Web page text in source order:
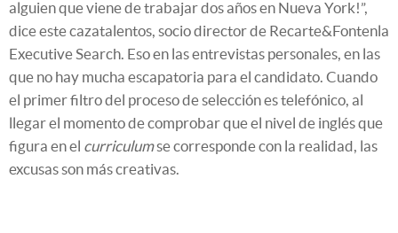
alguien que viene de trabajar dos años en Nueva York!”,
dice este cazatalentos, socio director de Recarte&Fontenla
Executive Search. Eso en las entrevistas personales, en las
que no hay mucha escapatoria para el candidato. Cuando
el primer filtro del proceso de selección es telefónico, al
llegar el momento de comprobar que el nivel de inglés que
figura en el curriculumse corresponde con la realidad, las
excusas son más creativas.